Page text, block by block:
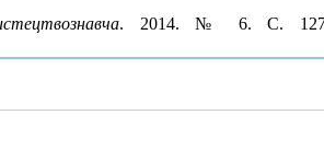
. 2014. № 6. С.